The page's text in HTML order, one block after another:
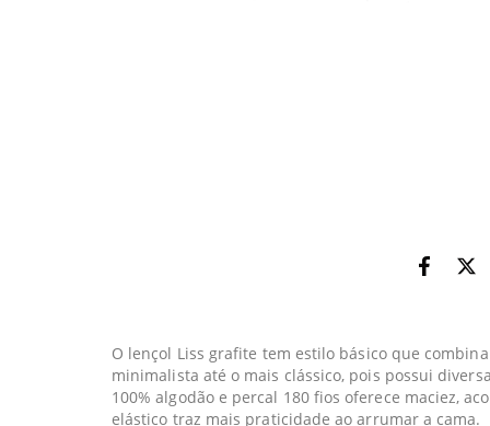
O lençol Liss grafite tem estilo básico que
minimalista até o mais clássico, pois possui
100% algodão e percal 180 fios oferece maciez,
elástico traz mais praticidade ao arrumar a cama.